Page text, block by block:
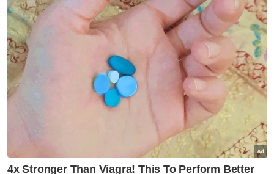
dan ada juga yang cuba untuk mengambil
peluang daripada peluang yang ada
(bersikap tidak jujur).
“Sekiranya kita tidak melakukan sesuatu
hapuskan rasuah ini, maka negara kita akan
berterusan bergelumang dengan rasuah.
Jadi belia yang akan mencorak masa depan
negara nanti,” katanya.